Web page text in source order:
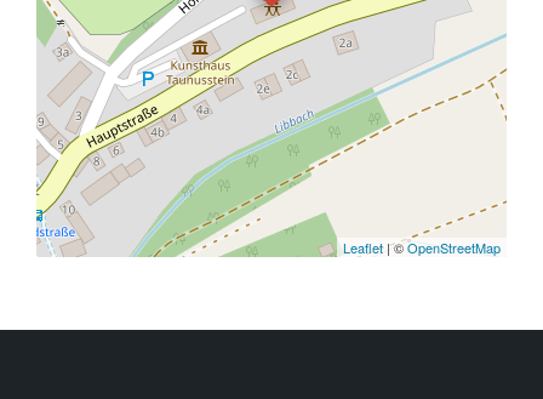
Leaflet| ©OpenStreetMap